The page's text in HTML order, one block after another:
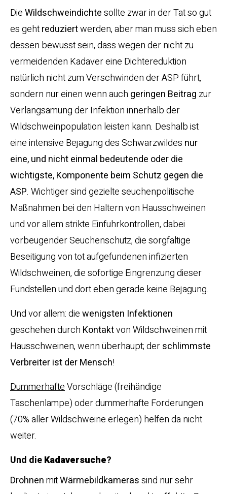
DieWildschweindichtesollte zwar in der Tat so gut
es gehtreduziertwerden, aber man muss sich eben
dessen bewusst sein, dass wegen der nicht zu
vermeidenden Kadaver eine Dichtereduktion
natürlich nicht zum Verschwinden der ASP führt,
sondern nur einen wenn auch geringen Beitrag zur
Verlangsamung der Infektion innerhalb der
Wildschweinpopulation leisten kann. Deshalb ist
eine intensive Bejagung des Schwarzwildes nur
eine, und nicht einmal bedeutende oder die
wichtigste, Komponente beim Schutz gegen die
ASP. Wichtiger sind gezielte seuchenpolitische
Maßnahmen bei den Haltern von Hausschweinen
und vor allem strikte Einfuhrkontrollen, dabei
vorbeugender Seuchenschutz, die sorgfältige
Beseitigung von tot aufgefundenen infizierten
Wildschweinen, die sofortige Eingrenzung dieser
Fundstellen und dort eben gerade keine Bejagung.
Und vor allem: diewenigsten Infektionen
geschehen durch Kontaktvon Wildschweinen mit
Hausschweinen, wenn überhaupt; derschlimmste
Verbreiter ist der Mensch!
DummerhafteVorschläge (freihändige
Taschenlampe) oder dummerhafte Forderungen
(70% aller Wildschweine erlegen) helfen da nicht
weiter.
Und dieKadaversuche?
DrohnenmitWärmebildkamerassind nur sehr